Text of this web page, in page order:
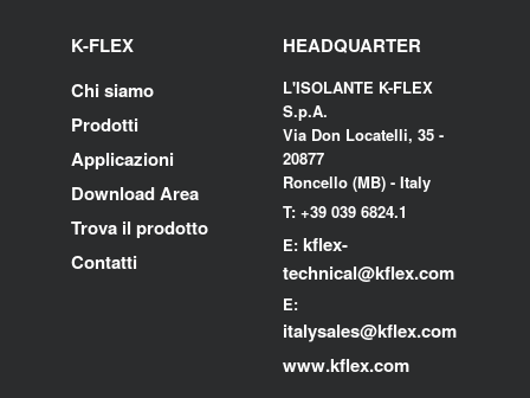
K-FLEX
Chi siamo
Prodotti
Applicazioni
Download Area
Trova il prodotto
Contatti
HEADQUARTER
L'ISOLANTE K-FLEX
S.p.A.
Via Don Locatelli, 35 -
20877
Roncello (MB) - Italy
T: +39 039 6824.1
E: kflex-
technical@kflex.com
E:
italysales@kflex.com
www.kflex.com